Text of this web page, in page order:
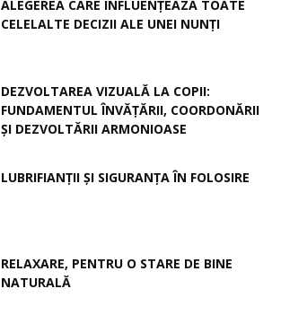
ALEGEREA CARE INFLUENȚEAZĂ TOATE
CELELALTE DECIZII ALE UNEI NUNȚI
DEZVOLTAREA VIZUALĂ LA COPII:
FUNDAMENTUL ÎNVĂȚĂRII, COORDONĂRII
ȘI DEZVOLTĂRII ARMONIOASE
LUBRIFIANȚII ȘI SIGURANȚA ÎN FOLOSIRE
RELAXARE, PENTRU O STARE DE BINE
NATURALĂ